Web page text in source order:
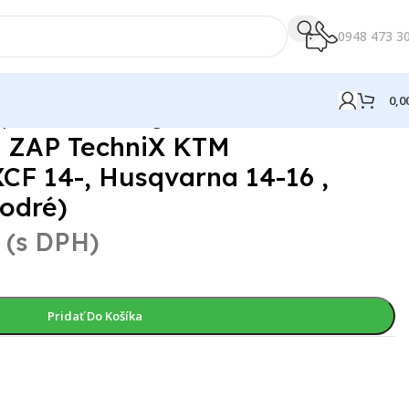
0948 473
TechniX KTM
14-, Husqvarna 14-16 ,
(s DPH)
Pridať Do Košíka